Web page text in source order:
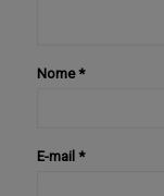
Nome *
E-mail *